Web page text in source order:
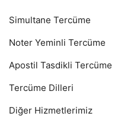
Simultane Tercüme
Noter Yeminli Tercüme
Apostil Tasdikli Tercüme
Tercüme Dilleri
Diğer Hizmetlerimiz